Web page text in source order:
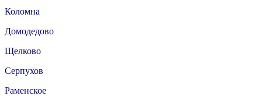
Коломна
Домодедово
Щелково
Серпухов
Раменское